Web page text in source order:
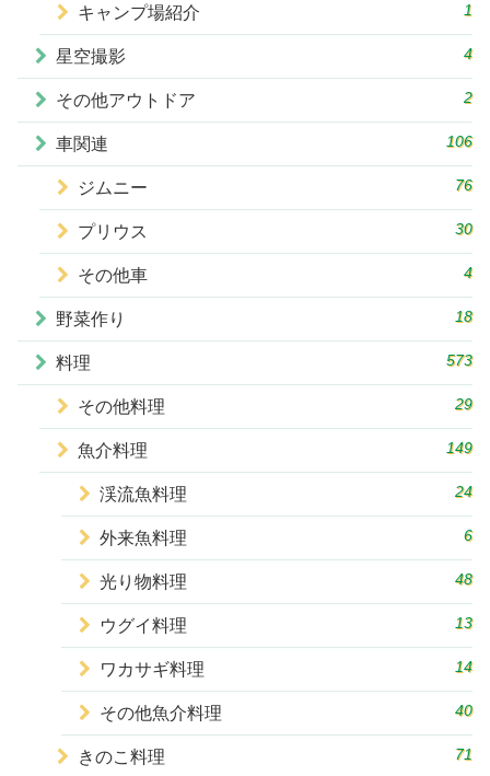
キャンプ場紹介 1
星空撮影 4
その他アウトドア 2
車関連 106
ジムニー 76
プリウス 30
その他車 4
野菜作り 18
料理 573
その他料理 29
魚介料理 149
渓流魚料理 24
外来魚料理 6
光り物料理 48
ウグイ料理 13
ワカサギ料理 14
その他魚介料理 40
きのこ料理 71